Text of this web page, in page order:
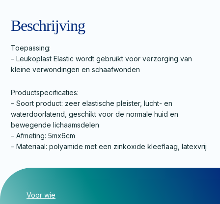
Beschrijving
Toepassing:
– Leukoplast Elastic wordt gebruikt voor verzorging van
kleine verwondingen en schaafwonden
Productspecificaties:
– Soort product: zeer elastische pleister, lucht- en
waterdoorlatend, geschikt voor de normale huid en
bewegende lichaamsdelen
– Afmeting: 5mx6cm
– Materiaal: polyamide met een zinkoxide kleeflaag, latexvrij
Voor wie